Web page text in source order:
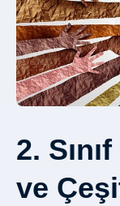
2.
ve